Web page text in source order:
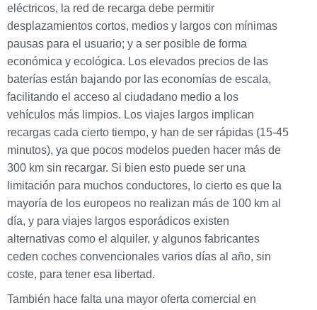
eléctricos, la red de recarga debe permitir
desplazamientos cortos, medios y largos con mínimas
pausas para el usuario; y a ser posible de forma
económica y ecológica. Los elevados precios de las
baterías están bajando por las economías de escala,
facilitando el acceso al ciudadano medio a los
vehículos más limpios. Los viajes largos implican
recargas cada cierto tiempo, y han de ser rápidas (15-45
minutos), ya que pocos modelos pueden hacer más de
300 km sin recargar. Si bien esto puede ser una
limitación para muchos conductores, lo cierto es que la
mayoría de los europeos no realizan más de 100 km al
día, y para viajes largos esporádicos existen
alternativas como el alquiler, y algunos fabricantes
ceden coches convencionales varios días al año, sin
coste, para tener esa libertad.
También hace falta una mayor oferta comercial en